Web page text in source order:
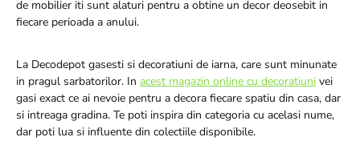
de mobilier iti sunt alaturi pentru a obtine un decor deosebit in
fiecare perioada a anului.
La Decodepot gasesti si decoratiuni de iarna, care sunt minunate
in pragul sarbatorilor. In acest magazin online cu decoratiuni vei
gasi exact ce ai nevoie pentru a decora fiecare spatiu din casa, dar
si intreaga gradina. Te poti inspira din categoria cu acelasi nume,
dar poti lua si influente din colectiile disponibile.